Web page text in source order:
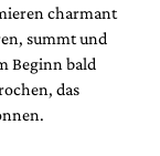
charmant
summt und
Beginn bald
das